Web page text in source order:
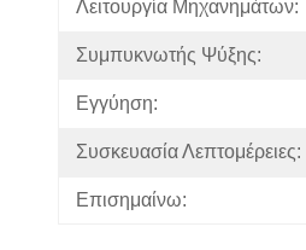
Λειτουργία Μηχανημάτων:
Συμπυκνωτής Ψύξης:
Εγγύηση:
Συσκευασία Λεπτομέρειες:
Επισημαίνω: